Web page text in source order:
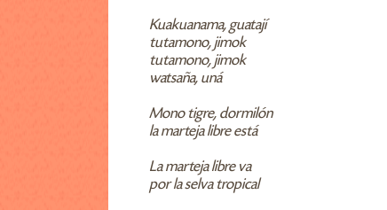
Kuakuanama, guatají
tutamono, jimok
tutamono, jimok
watsaña, uná
Mono tigre, dormilón
la marteja libre está
La marteja libre va
por la selva tropical